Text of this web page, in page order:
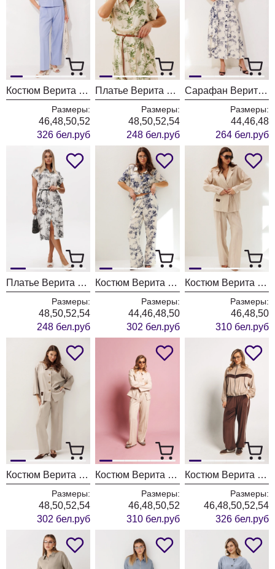
Костюм Верита 2458 голубой
Размеры:
46,48,50,52
326 бел.руб
Платье Верита 2446-1 молочный+зеленый
Размеры:
48,50,52,54
248 бел.руб
Сарафан Верита 2453-1
Размеры:
44,46,48
264 бел.руб
Платье Верита 2446-1
Размеры:
48,50,52,54
248 бел.руб
Костюм Верита 2454
Размеры:
44,46,48,50
302 бел.руб
Костюм Верита 2452
Размеры:
46,48,50
310 бел.руб
Костюм Верита 2440 бежевый
Размеры:
48,50,52,54
302 бел.руб
Костюм Верита 2448
Размеры:
46,48,50,52
310 бел.руб
Костюм Верита 2449 молочный+шоколад
Размеры:
46,48,50,52,54
326 бел.руб